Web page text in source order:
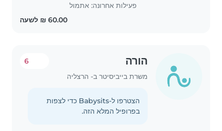
פעילות אחרונה: אתמול
הורה
משרת בייביסיטר ב- הרצליה
6
הצטרפו ל-Babysits כדי לצפות
בפרופיל המלא הזה.